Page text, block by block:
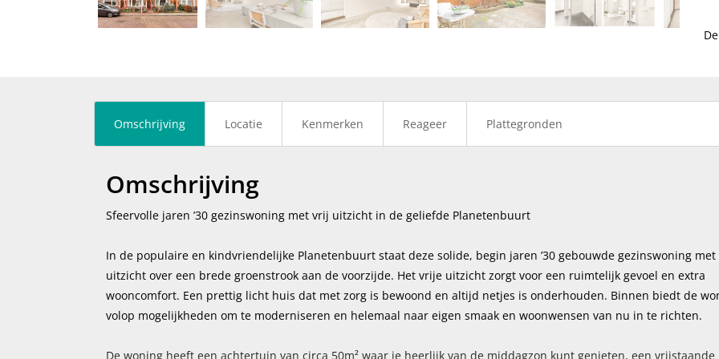
Omschrijving Locatie Kenmerken Reageer Plattegronden
Omschrijving
Sfeervolle jaren ’30 gezinswoning met vrij uitzicht in de geliefde Planetenbuurt
In de populaire en kindvriendelijke Planetenbuurt staat deze solide, begin jaren ’30 gebouwde gezinswoning met
uitzicht over een brede groenstrook aan de voorzijde. Het vrije uitzicht zorgt voor een ruimtelijk gevoel en extra
wooncomfort. Een prettig licht huis dat met zorg is bewoond en altijd netjes is onderhouden. Binnen biedt de
volop mogelijkheden om te moderniseren en helemaal naar eigen smaak en woonwensen van nu in te richten.
De woning heeft een achtertuin van circa 50m² waar je heerlijk van de middagzon kunt genieten, een vrijstaande